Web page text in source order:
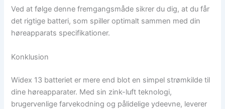
Ved at følge denne fremgangsmåde sikrer du dig, at du får
det rigtige batteri, som spiller optimalt sammen med din
høreapparats specifikationer.
Konklusion
Widex 13 batteriet er mere end blot en simpel strømkilde til
dine høreapparater. Med sin zink-luft teknologi,
brugervenlige farvekodning og pålidelige ydeevne, leverer